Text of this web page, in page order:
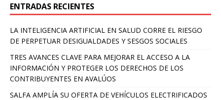
ENTRADAS RECIENTES
LA INTELIGENCIA ARTIFICIAL EN SALUD CORRE EL RIESGO
DE PERPETUAR DESIGUALDADES Y SESGOS SOCIALES
TRES AVANCES CLAVE PARA MEJORAR EL ACCESO A LA
INFORMACIÓN Y PROTEGER LOS DERECHOS DE LOS
CONTRIBUYENTES EN AVALÚOS
SALFA AMPLÍA SU OFERTA DE VEHÍCULOS ELECTRIFICADOS